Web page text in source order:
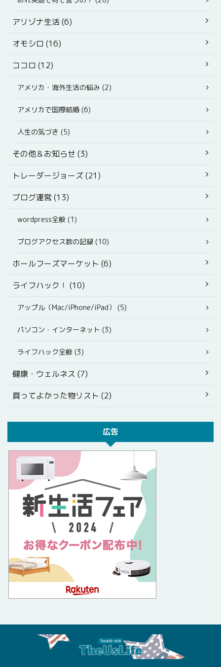
アリゾナ生活 (6)
オモシロ (16)
ココロ (12)
アメリカ・海外生活の悩み (2)
アメリカで国際結婚 (6)
人生の気づき (5)
その他＆お知らせ (3)
トレーダージョーズ (21)
ブログ運営 (13)
wordpress全般 (1)
ブログアクセス数の記録 (10)
ホールフーズマーケット (6)
ライフハック！ (10)
アップル（Mac/iPhone/iPad） (5)
パソコン・インターネット (3)
ライフハック全般 (3)
健康・ウェルネス (7)
買ってよかった物リスト (2)
広告